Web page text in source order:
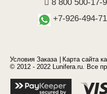
8 800 500-17-
+7-926-494-
Условия Заказа Карта сайта
© 2012 - 2022 Lunifera.ru. Все